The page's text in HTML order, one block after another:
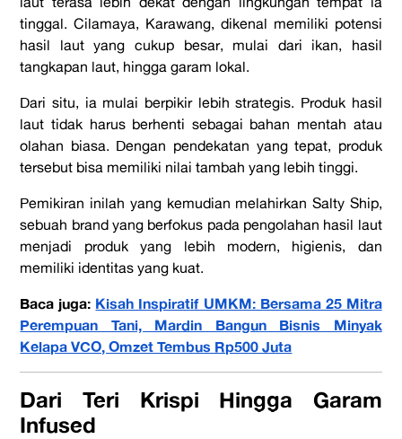
tinggal.Cilamaya, Karawang, dikenal memiliki potensi
hasil laut yang cukup besar, mulai dari ikan, hasil
tangkapan laut, hingga garam lokal.
Dari situ, ia mulai berpikir lebih strategis. Produk hasil
laut tidak harus berhenti sebagai bahan mentah atau
olahan biasa. Dengan pendekatan yang tepat, produk
tersebut bisa memiliki nilai tambah yang lebih tinggi.
Pemikiran inilah yang kemudian melahirkan Salty Ship,
sebuah brand yang berfokus pada pengolahan hasil laut
menjadi produk yang lebih modern, higienis, dan
memiliki identitas yang kuat.
Baca juga: Kisah Inspiratif UMKM: Bersama 25 Mitra
Perempuan Tani, Mardin Bangun Bisnis Minyak
Kelapa VCO, Omzet Tembus Rp500 Juta
Dari Teri Krispi Hingga Garam
Infused